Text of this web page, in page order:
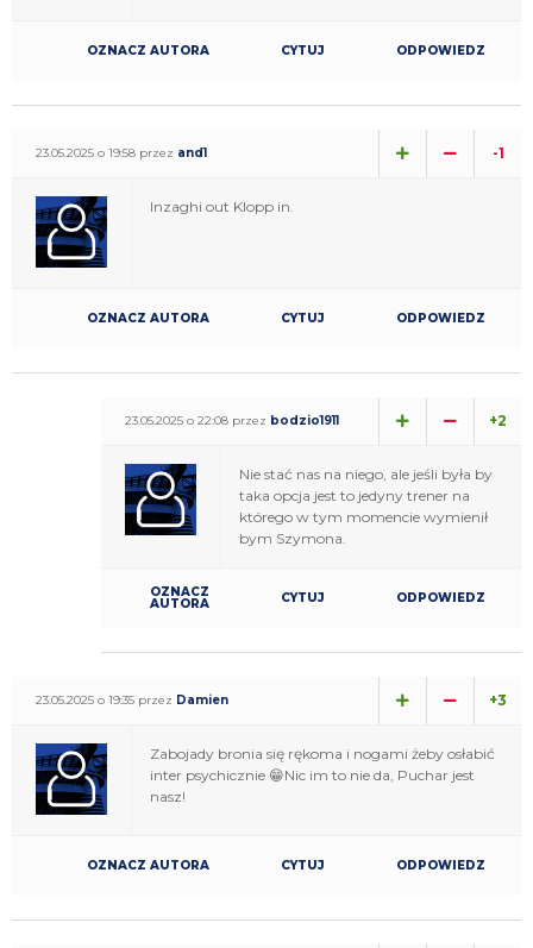
OZNACZ AUTORA CYTUJ ODPOWIEDZ
23.05.2025 o 19:58 przez and1 -1
Inzaghi out Klopp in.
OZNACZ AUTORA CYTUJ ODPOWIEDZ
23.05.2025 o 22:08 przez bodzio1911 +2
Nie stać nas na niego, ale jeśli była by
taka opcja jest to jedyny trener na
którego w tym momencie wymienił
bym Szymona.
OZNACZ
AUTORA CYTUJ ODPOWIEDZ
23.05.2025 o 19:35 przez Damien +3
Zabojady bronia się rękoma i nogami żeby osłabić
inter psychicznie 😁Nic im to nie da, Puchar jest
nasz!
OZNACZ AUTORA CYTUJ ODPOWIEDZ